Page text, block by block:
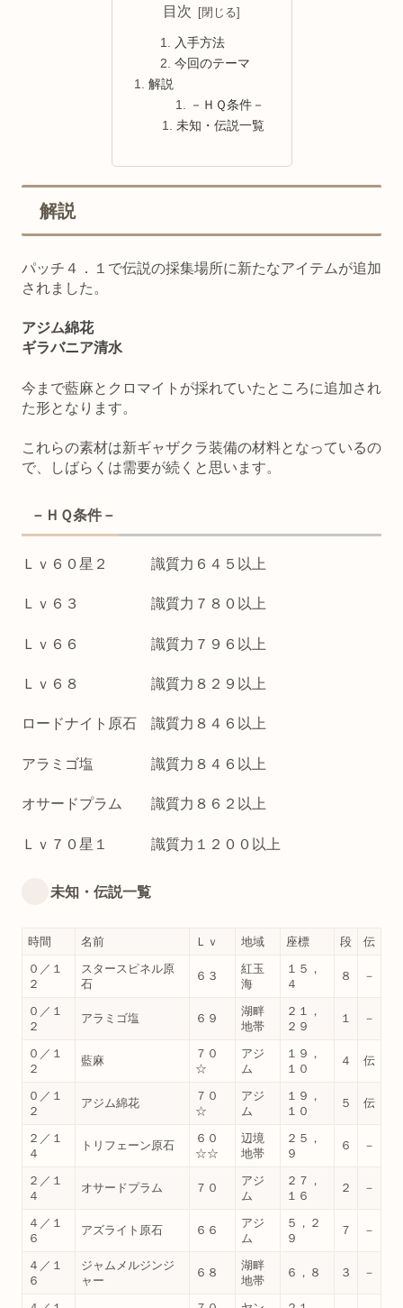
目次
入手方法
今回のテーマ
解説
－ＨＱ条件－
未知・伝説一覧
解説
パッチ４．１で伝説の採集場所に新たなアイテムが追加
されました。
アジム綿花
ギラバニア清水
今まで藍麻とクロマイトが採れていたところに追加され
た形となります。
これらの素材は新ギャザクラ装備の材料となっているの
で、しばらくは需要が続くと思います。
－ＨＱ条件－
Ｌｖ６０星２ 識質力６４５以上
Ｌｖ６３ 識質力７８０以上
Ｌｖ６６ 識質力７９６以上
Ｌｖ６８ 識質力８２９以上
ロードナイト原石 識質力８４６以上
アラミゴ塩 識質力８４６以上
オサードプラム 識質力８６２以上
Ｌｖ７０星１ 識質力１２００以上
未知・伝説一覧
時間 名前 Ｌｖ 地域 座標 段
伝
０／１
２
スタースピネル原
石
６３
紅玉
海
１５，
４
８ －
０／１
２
アラミゴ塩 ６９
湖畔
地帯
２１，
２９
１ －
０／１
２
藍麻
７０
☆
アジ
ム
１９，
１０
４ 伝
０／１
２
アジム綿花
７０
☆
アジ
ム
１９，
１０
５ 伝
２／１
４
トリフェーン原石
６０
☆☆
辺境
地帯
２５，
９
６ －
２／１
４
オサードプラム ７０
アジ
ム
２７，
１６
２ －
４／１
６
アズライト原石 ６６
アジ
ム
５，２
９
７ －
４／１
６
ジャムメルジンジ
ャー
６８
湖畔
地帯
６，８ ３ －